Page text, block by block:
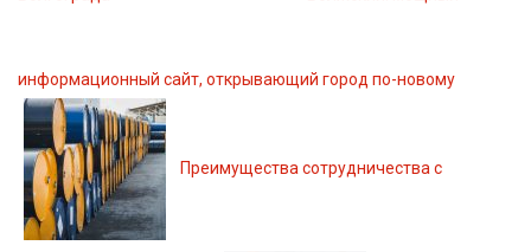
информационный сайт, открывающий город по-новому
Преимущества сотрудничества с